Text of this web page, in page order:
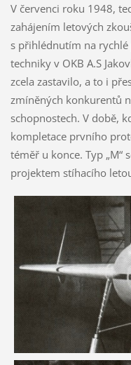
V červenci roku 1948,
zahájením letových
s přihlédnutím na
techniky v OKB A.S
zcela zastavilo, a to i
zmíněných konkurentů
schopnostech. V době,
kompletace prvního
téměř u konce. Typ „M“
projektem stíhacího